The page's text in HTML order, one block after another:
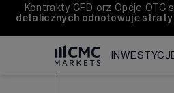
Kontrakty CFD orz Opcje OTC
detalicznych odnotowuje straty